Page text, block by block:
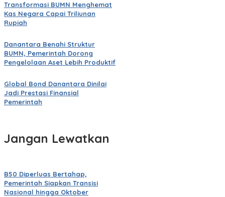
Transformasi BUMN Menghemat
Kas Negara Capai Triliunan
Rupiah
Danantara Benahi Struktur
BUMN, Pemerintah Dorong
Pengelolaan Aset Lebih Produktif
Global Bond Danantara Dinilai
Jadi Prestasi Finansial
Pemerintah
Jangan Lewatkan
B50 Diperluas Bertahap,
Pemerintah Siapkan Transisi
Nasional hingga Oktober